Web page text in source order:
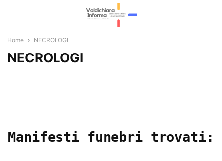
Home NECROLOGI
NECROLOGI
Manifesti funebri trovati: